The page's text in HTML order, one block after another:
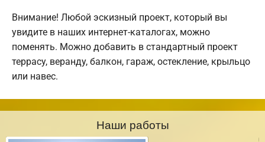
Внимание! Любой эскизный проект, который вы
увидите в наших интернет-каталогах, можно
поменять. Можно добавить в стандартный проект
террасу, веранду, балкон, гараж, остекление, крыльцо
или навес.
Наши работы